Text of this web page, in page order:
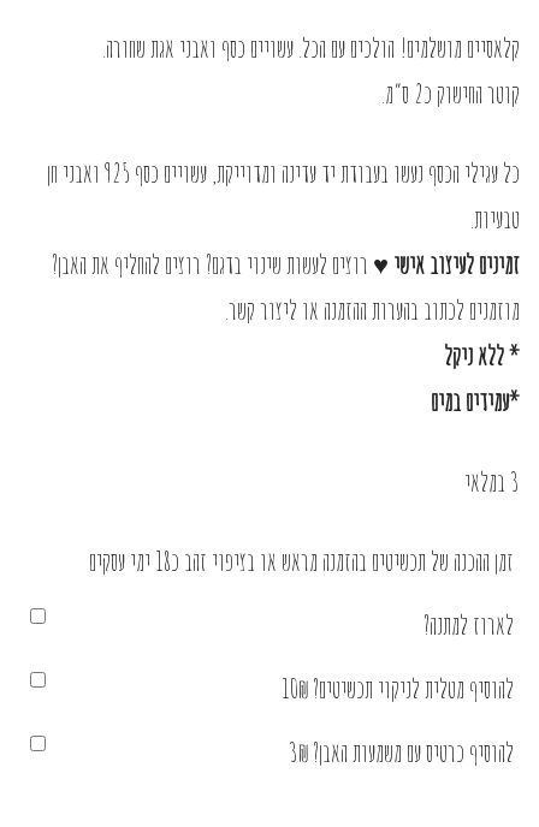
קלאסיים מושלמים! הולכים עם הכל. עשויים כסף ואבני אגת שחורה.
קוטר החישוק כ2 ס”מ.
כל עגילי הכסף נעשו בעבודת יד עדינה ומדוייקת, עשויים כסף 925 ואבני חן
טבעיות.
זמינים לעיצוב אישי ♥ רוצים לעשות שינוי בדגם? רוצים להחליף את האבן?
מוזמנים לכתוב בהערות ההזמנה או ליצור קשר
* ללא ניקל
*עמידים במים
3 במלאי
זמן ההכנה של תכשיטים בהזמנה מראש או בציפוי זהב כ18 ימי עסקים
לארוז למתנה?
להוסיף מטלית לניקוי תכשיטים? 10₪
להוסיף כרטיס עם משמעות האבן? 3₪